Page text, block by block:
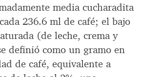
media cucharadita
236.6 ml de café; el bajo
(de leche, crema y
definió como un gramo en
de café, equivalente a